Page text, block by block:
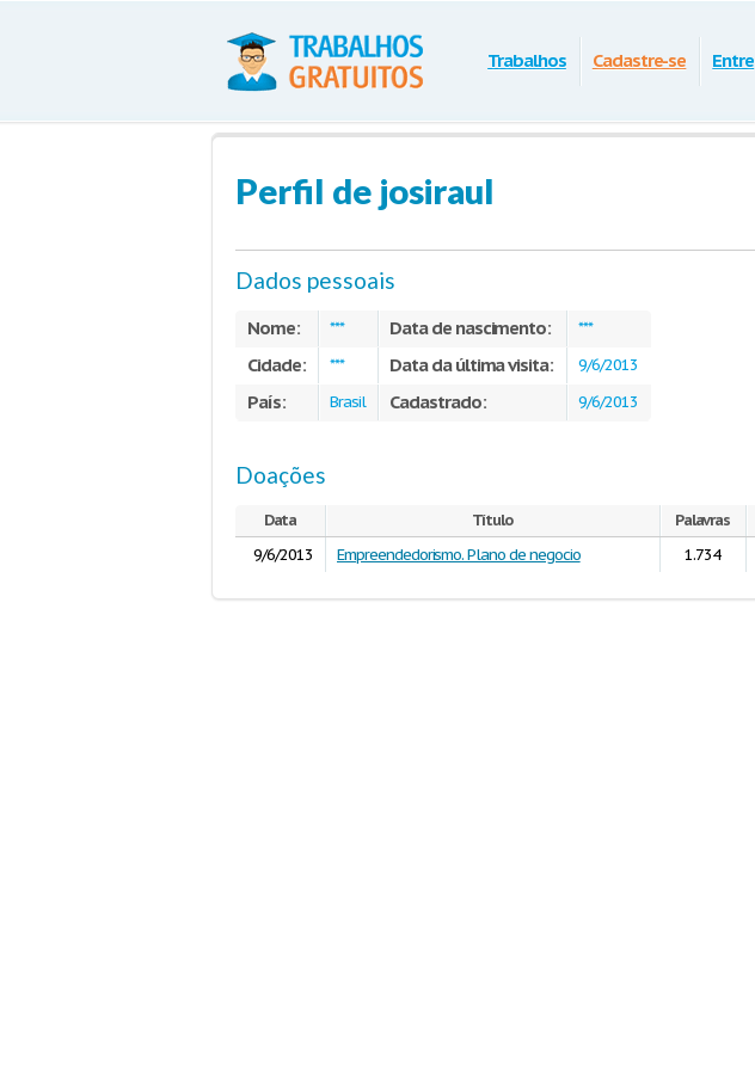
Trabalhos Cadastre-se Entre
Perfil de josiraul
Dados pessoais
Nome: *** Data de nascimento: ***
Cidade: *** Data da última visita: 9/6/2013
País: Brasil Cadastrado: 9/6/2013
Doações
Data Título Palavras
9/6/2013
Empreendedorismo. Plano de negocio 1.734